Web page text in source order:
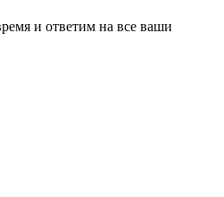
и ответим на все ваши